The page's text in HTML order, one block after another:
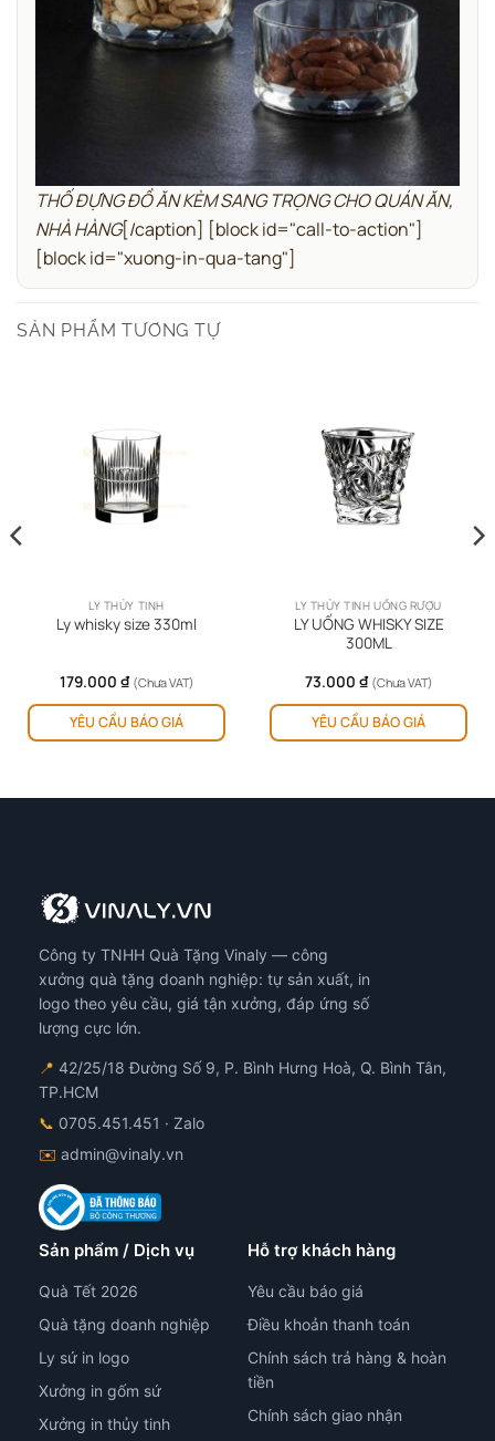
THỐ ĐỰNG ĐỒ ĂN KÈM SANG TRỌNG CHO QUÁN ĂN,
NHÀ HÀNG[/caption] [block id="call-to-action"]
[block id="xuong-in-qua-tang"]
SẢN PHẨM TƯƠNG TỰ
LY THỦY TINH
Ly whisky size 330ml
179.000 ₫ (Chưa VAT)
YÊU CẦU BÁO GIÁ
LY THỦY TINH UỐNG RƯỢU
LY UỐNG WHISKY SIZE
300ML
73.000 ₫ (Chưa VAT)
YÊU CẦU BÁO GIÁ
Công ty TNHH Quà Tặng Vinaly — công
xưởng quà tặng doanh nghiệp: tự sản xuất, in
logo theo yêu cầu, giá tận xưởng, đáp ứng số
lượng cực lớn.
📍 42/25/18 Đường Số 9, P. Bình Hưng Hoà, Q. Bình Tân,
TP.HCM
📞 0705.451.451 · Zalo
✉️ admin@vinaly.vn
Sản phẩm / Dịch vụ
Quà Tết 2026
Quà tặng doanh nghiệp
Ly sứ in logo
Xưởng in gốm sứ
Xưởng in thủy tinh
Hỗ trợ khách hàng
Yêu cầu báo giá
Điều khoản thanh toán
Chính sách trả hàng & hoàn
tiền
Chính sách giao nhận